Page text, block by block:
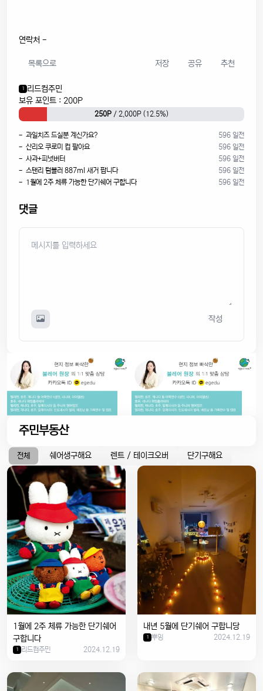
연락처 -
목록으로 저장 공유 추천
1 리드컴주민
보유 포인트 : 200P
250P / 2,000P (12.5%)
- 과일치즈 드실분 계신가요?
596 일전
- 산리오 쿠로미 컵 팔아요
596 일전
- 사과+피넛버터
596 일전
- 스탠리 텀블러 887ml 새거 팝니다
596 일전
- 1월에 2주 체류 가능한 단기쉐어 구합니다
596 일전
댓글
작성
주민부동산
전체 쉐어생구해요 렌트 / 테이크오버 단기구해요
1월에 2주 체류 가능한 단기쉐어
구합니다
1 리드컴주민 2024.12.19
내년 5월에 단기쉐어 구합니당
1 뿌잉 2024.12.19